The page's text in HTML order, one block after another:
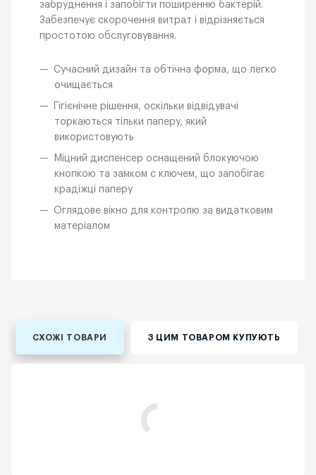
забруднення і запобігти поширенню бактерій.
Забезпечує скорочення витрат і відрізняється
простотою обслуговування.
Сучасний дизайн та обтічна форма, що легко
очищається
Гігієнічне рішення, оскільки відвідувачі
торкаються тільки паперу, який
використовують
Міцний диспенсер оснащений блокуючою
кнопкою та замком с ключем, що запобігає
крадіжці паперу
Оглядове вікно для контролю за видатковим
матеріалом
СХОЖІ ТОВАРИ З ЦИМ ТОВАРОМ КУПУЮТЬ